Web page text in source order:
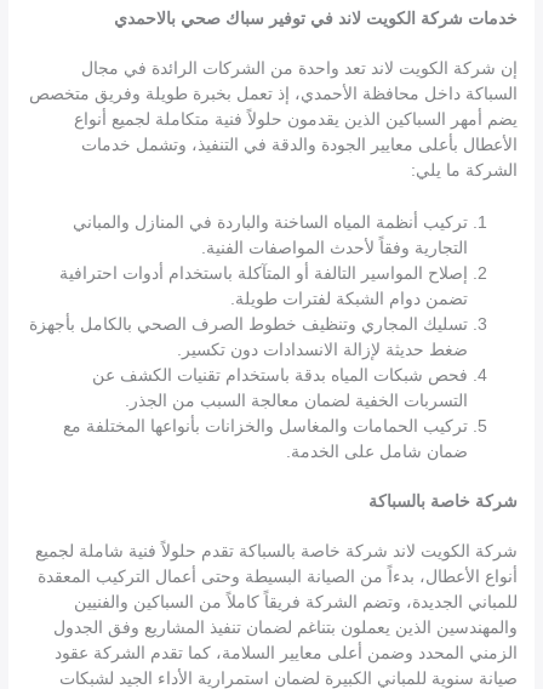
خدمات شركة الكويت لاند في توفير سباك صحي بالاحمدي
إن شركة الكويت لاند تعد واحدة من الشركات الرائدة في مجال
السباكة داخل محافظة الأحمدي، إذ تعمل بخبرة طويلة وفريق متخصص
يضم أمهر السباكين الذين يقدمون حلولاً فنية متكاملة لجميع أنواع
الأعطال بأعلى معايير الجودة والدقة في التنفيذ، وتشمل خدمات
الشركة ما يلي:
تركيب أنظمة المياه الساخنة والباردة في المنازل والمباني
التجارية وفقاً لأحدث المواصفات الفنية.
إصلاح المواسير التالفة أو المتآكلة باستخدام أدوات احترافية
تضمن دوام الشبكة لفترات طويلة.
تسليك المجاري وتنظيف خطوط الصرف الصحي بالكامل بأجهزة
ضغط حديثة لإزالة الانسدادات دون تكسير.
فحص شبكات المياه بدقة باستخدام تقنيات الكشف عن
التسربات الخفية لضمان معالجة السبب من الجذر.
تركيب الحمامات والمغاسل والخزانات بأنواعها المختلفة مع
ضمان شامل على الخدمة.
شركة خاصة بالسباكة
شركة الكويت لاند شركة خاصة بالسباكة تقدم حلولاً فنية شاملة لجميع
أنواع الأعطال، بدءاً من الصيانة البسيطة وحتى أعمال التركيب المعقدة
للمباني الجديدة، وتضم الشركة فريقاً كاملاً من السباكين والفنيين
والمهندسين الذين يعملون بتناغم لضمان تنفيذ المشاريع وفق الجدول
الزمني المحدد وضمن أعلى معايير السلامة، كما تقدم الشركة عقود
صيانة سنوية للمباني الكبيرة لضمان استمرارية الأداء الجيد لشبكات